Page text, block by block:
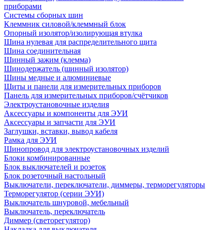
приборами
Системы сборных шин
Клеммник силовой/клеммный блок
Опорный изолятор/изолирующая втулка
Шина нулевая для распределительного щита
Шина соединительная
Шинный зажим (клемма)
Шинодержатель (шинный изолятор)
Шины медные и алюминиевые
Щиты и панели для измерительных приборов
Панель для измерительных приборов/счётчиков
Электроустановочные изделия
Аксессуары и компоненты для ЭУИ
Аксессуары и запчасти для ЭУИ
Заглушки, вставки, вывод кабеля
Рамка для ЭУИ
Шинопровод для электроустановочных изделий
Блоки комбинированные
Блок выключателей и розеток
Блок розеточный настольный
Выключатели, переключатели, диммеры, терморегуляторы
Терморегулятор (серии ЭУИ)
Выключатель шнуровой, мебельный
Выключатель, переключатель
Диммер (светорегулятор)